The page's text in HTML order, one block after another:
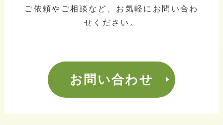
ご依頼やご相談など、お気軽にお問い合わ
せください。
お問い合わせ